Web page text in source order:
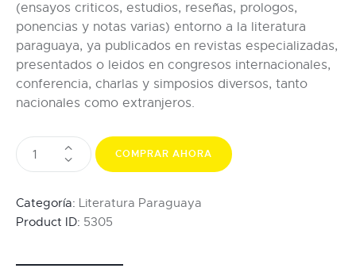
(ensayos criticos, estudios, reseñas, prologos,
ponencias y notas varias) entorno a la literatura
paraguaya, ya publicados en revistas especializadas,
presentados o leidos en congresos internacionales,
conferencia, charlas y simposios diversos, tanto
nacionales como extranjeros.
COMPRAR AHORA
Categoría: Literatura Paraguaya
Product ID: 5305